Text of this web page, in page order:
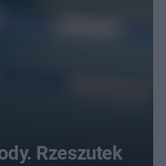
Rzeszutek